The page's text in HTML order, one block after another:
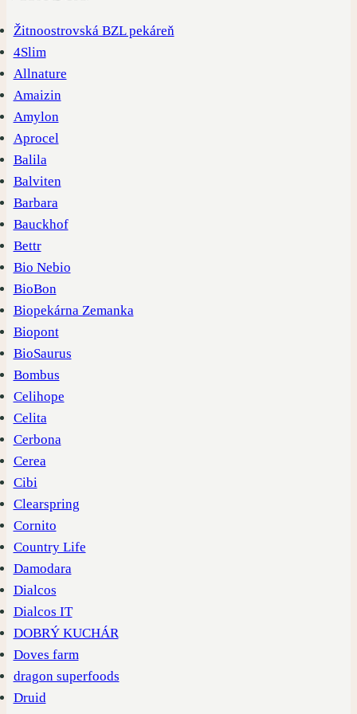
Žitnoostrovská BZL pekáreň
4Slim
Allnature
Amaizin
Amylon
Aprocel
Balila
Balviten
Barbara
Bauckhof
Bettr
Bio Nebio
BioBon
Biopekárna Zemanka
Biopont
BioSaurus
Bombus
Celihope
Celita
Cerbona
Cerea
Cibi
Clearspring
Cornito
Country Life
Damodara
Dialcos
Dialcos IT
DOBRÝ KUCHÁR
Doves farm
dragon superfoods
Druid